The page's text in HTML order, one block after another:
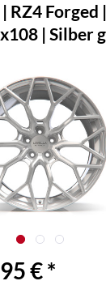
RZ4 Forged
| Silber
€ *